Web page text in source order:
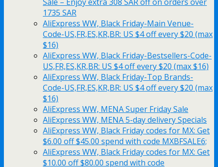
1735 SAR
AliExpress WW, Black Friday-Main Venue-
Code-US,FR,ES,KR,BR: US $4 off every $20 (max
$16)
AliExpress WW, Black Friday-Bestsellers-Code-
US,FR,ES,KR,BR: US $4 off every $20 (max $16)
AliExpress WW, Black Friday-Top Brands-
Code-US,FR,ES,KR,BR: US $4 off every $20 (max
$16)
AliExpress WW, MENA Super Friday Sale
AliExpress WW, MENA 5-day delivery Specials
AliExpress WW, Black Friday codes for MX: Get
$6.00 off $45.00 spend with code MXBFSALE6;
AliExpress WW, Black Friday codes for MX: Get
$10.00 off $80.00 spend with code